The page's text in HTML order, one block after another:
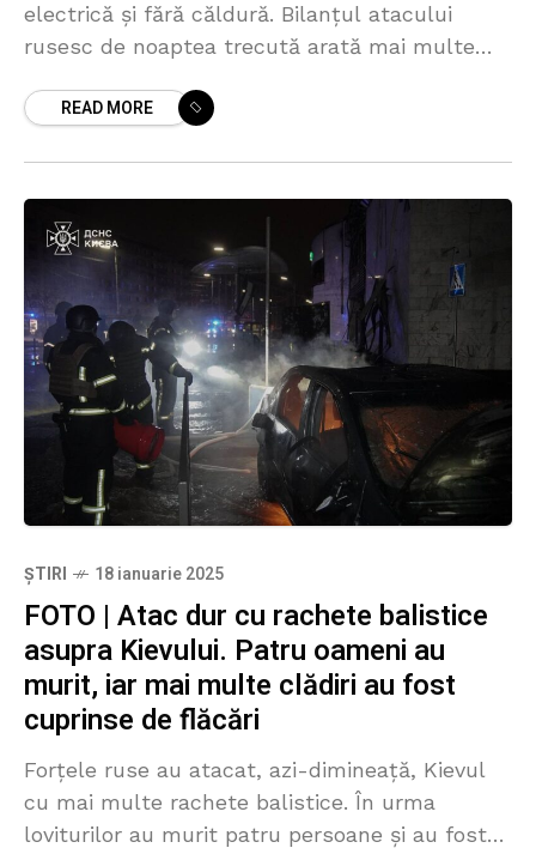
electrică și fără căldură. Bilanțul atacului
rusesc de noaptea trecută arată mai multe
În total,READ MORE
ȘTIRI 18 ianuarie 2025
FOTO | Atac dur cu rachete balistice
asupra Kievului. Patru oameni au
murit, iar mai multe clădiri au fost
cuprinse de flăcări
Forțele ruse au atacat, azi-dimineață, Kievul
cu mai multe rachete balistice. În urma
loviturilor au murit patru persoane și au fost